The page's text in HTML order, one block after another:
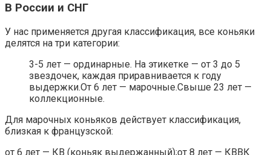
В России и СНГ
У нас применяется другая классификация, все коньяки
делятся на три категории:
3-5 лет — ординарные. На этикетке — от 3 до 5
звездочек, каждая приравнивается к году
выдержки.От 6 лет — марочные.Свыше 23 лет —
коллекционные.
Для марочных коньяков действует классификация,
близкая к французской:
от 6 лет — КВ (коньяк выдержанный);от 8 лет — КВВК